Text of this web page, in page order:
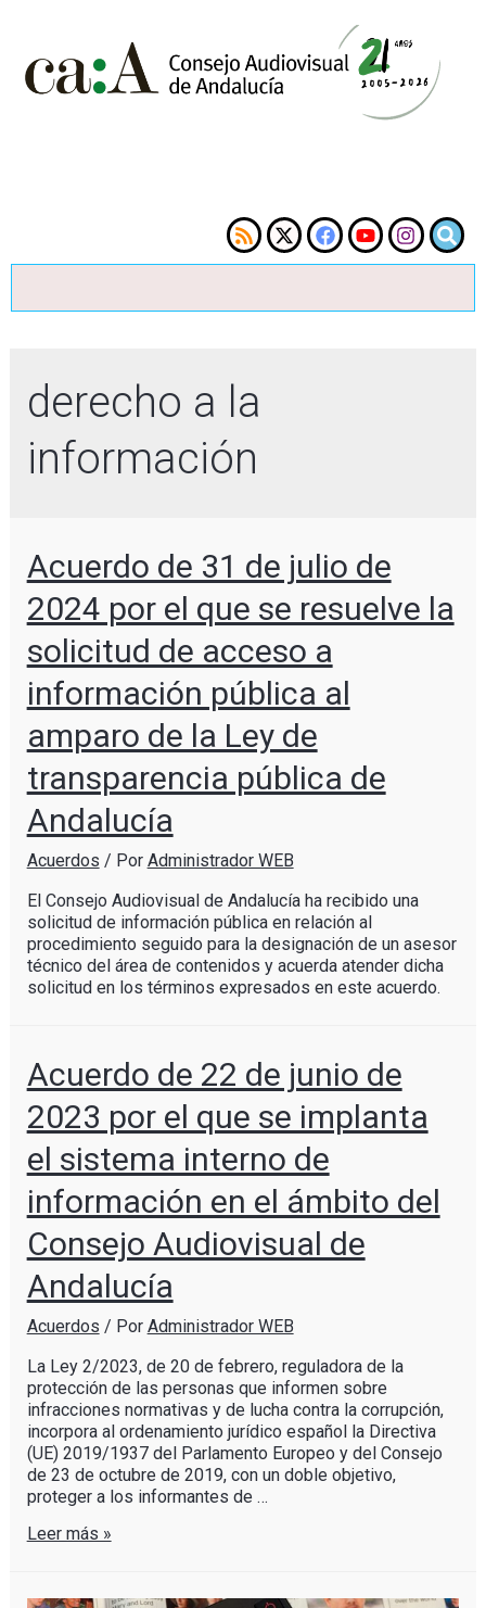
derecho a la
información
Acuerdo de 31 de julio de
2024 por el que se resuelve la
solicitud de acceso a
información pública al
amparo de la Ley de
transparencia pública de
Andalucía
Acuerdos / Por Administrador WEB
El Consejo Audiovisual de Andalucía ha recibido una
solicitud de información pública en relación al
procedimiento seguido para la designación de un asesor
técnico del área de contenidos y acuerda atender dicha
solicitud en los términos expresados en este acuerdo.
Acuerdo de 22 de junio de
2023 por el que se implanta
el sistema interno de
información en el ámbito del
Consejo Audiovisual de
Andalucía
Acuerdos / Por Administrador WEB
La Ley 2/2023, de 20 de febrero, reguladora de la
protección de las personas que informen sobre
infracciones normativas y de lucha contra la corrupción,
incorpora al ordenamiento jurídico español la Directiva
(UE) 2019/1937 del Parlamento Europeo y del Consejo
de 23 de octubre de 2019, con un doble objetivo,
proteger a los informantes de …
Leer más »